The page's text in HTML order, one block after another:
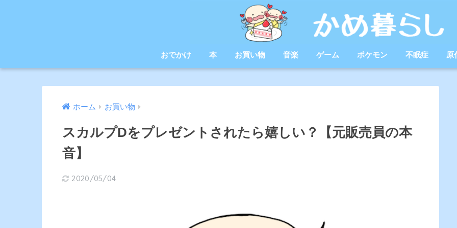
おでかけ 本 お買い物 音楽 ゲーム ポケモン 不眠症 原
ホーム お買い物
スカルプDをプレゼントされたら嬉しい？【元販売員の本
音】
2020/05/04